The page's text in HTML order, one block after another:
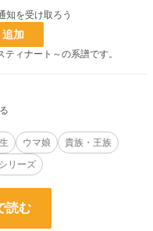
知を受け取ろう
加
ィナート～の系譜です。
ウマ娘
貴族・王族
リーズ
読む